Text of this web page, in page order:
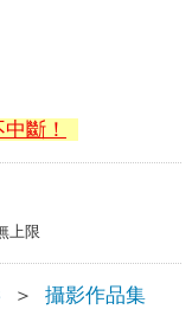
斷！
上限
＞ 攝影作品集